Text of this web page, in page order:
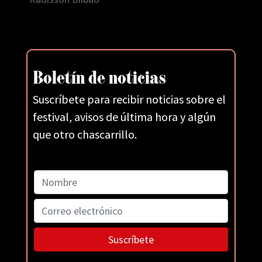
Boletín de noticias
Suscríbete para recibir noticias sobre el
festival, avisos de última hora y algún
que otro chascarrillo.